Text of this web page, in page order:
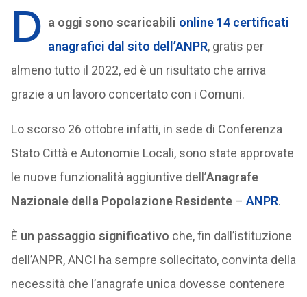
D a oggi sono scaricabili online 14 certificati
anagrafici dal sito dell’ANPR, gratis per
almeno tutto il 2022, ed è un risultato che arriva
grazie a un lavoro concertato con i Comuni.
Lo scorso 26 ottobre infatti, in sede di Conferenza
Stato Città e Autonomie Locali, sono state approvate
le nuove funzionalità aggiuntive dell’Anagrafe
Nazionale della Popolazione Residente– ANPR.
È un passaggio significativo che, fin dall’istituzione
dell’ANPR, ANCI ha sempre sollecitato, convinta della
necessità che l’anagrafe unica dovesse contenere